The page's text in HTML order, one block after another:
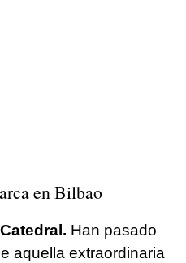
en Bilbao
Han pasado
aquella extraordinaria